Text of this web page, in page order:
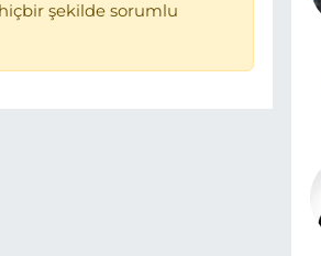
şekilde sorumlu